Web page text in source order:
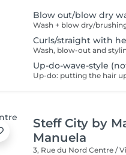
Blow out/blow dry
Wash + blow dry/
Curls/straight with
Wash, blow-out and
Up-do-wave-style
Up-do: putting the hair
Steff City by
Manuela
3, Rue du NordCentre /